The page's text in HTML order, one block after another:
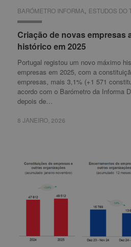
BARÓMETRO INFORMA, ESTUDOS DO
Criação de novas empresas
histórico em 2025
Portugal registou um novo máximo
empresas em 2025, com a
empresas, mais 3,1% (+1 571
acordo com o Barómetro da Informa
depois de…
8 JANEIRO, 2026
BARÓMETRO INFORMA ESTUDOS DO
Criação de novas empresas
histórico em 2025
8 JANEIRO, 2026